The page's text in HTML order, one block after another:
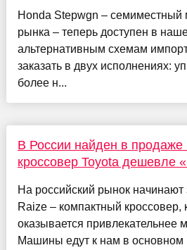
Honda Stepwgn – семиместный
рынка – теперь доступен в
альтернативным схемам
заказать в двух исполнениях:
более н...
В России найден в
кроссовер Toyota дешевле
На российский рынок начинают
Raize – компактный кроссовер,
оказывается привлекательнее
Машины едут к нам в